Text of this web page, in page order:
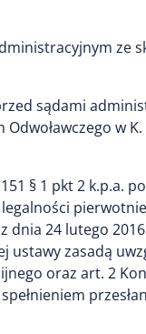
ze
sądami
w
§ 1 pkt 2 k.p.a.
24 lutego
zasadą
oraz art. 2